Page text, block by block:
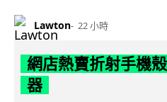
Lawton 22 小時
網店熱賣折射手機
器